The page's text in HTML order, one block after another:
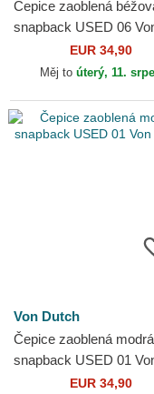
Čepice zaoblená
snapback USED 06
EUR 34,90
Měj to úterý, 11.
Von Dutch
Čepice zaoblená modrá
snapback USED 01
EUR 34,90